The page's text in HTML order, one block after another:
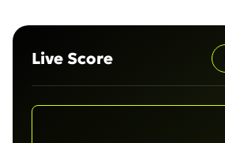
Live Score